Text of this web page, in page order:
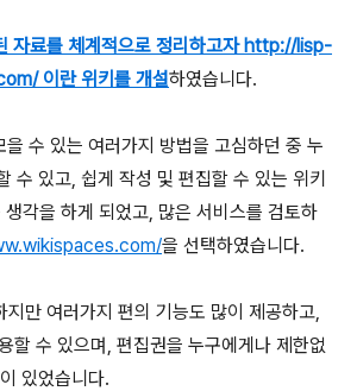
자료를 체계적으로 정리하고자 http://lisp-
이란 위키를 개설하였습니다.
수 있는 여러가지 방법을 고심하던 중 누
수 있고, 쉽게 작성 및 편집할 수 있는 위키
각을 하게 되었고, 많은 서비스를 검토하
을 선택하였습니다.
만 여러가지 편의 기능도 많이 제공하고,
할 수 있으며, 편집권을 누구에게나 제한없
있었습니다.